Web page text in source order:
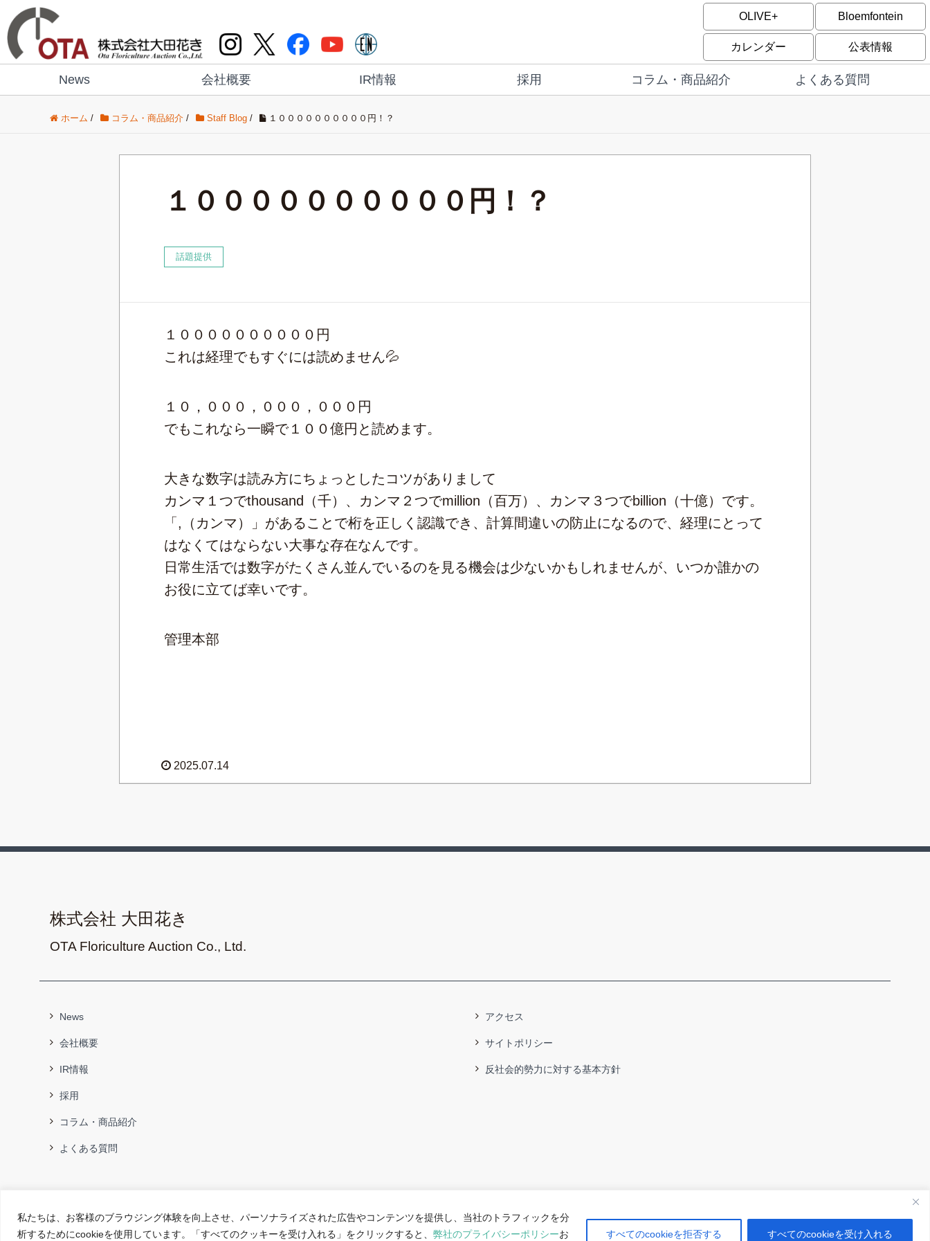
私たちは、お客様のブラウジング体験を向上させ、パーソナライズされた広告やコンテンツを提供し、当社のトラフィックを分
析するためにcookieを使用しています。「すべてのクッキーを受け入れる」をクリックすると、 弊社のプライバシーポリシーお すべてのcookieを拒否する すべてのcookieを受け入れる
OLIVE+ Bloemfontein
カレンダー 公表情報
News 会社概要 IR情報 採用 コラム・商品紹介 よくある質問
ホーム / コラム・商品紹介 / Staff Blog / １００００００００００円！？
１００００００００００円！？
話題提供
１００００００００００円
これは経理でもすぐには読めません💦
１０，０００，０００，０００円
でもこれなら一瞬で１００億円と読めます。
大きな数字は読み方にちょっとしたコツがありまして
カンマ１つでthousand（千）、カンマ２つでmillion（百万）、カンマ３つでbillion（十億）です。
「,（カンマ）」があることで桁を正しく認識でき、計算間違いの防止になるので、経理にとって
はなくてはならない大事な存在なんです。
日常生活では数字がたくさん並んでいるのを見る機会は少ないかもしれませんが、いつか誰かの
お役に立てば幸いです。
管理本部
2025.07.14
株式会社 大田花き
OTA Floriculture Auction Co., Ltd.
News
会社概要
IR情報
採用
コラム・商品紹介
よくある質問
アクセス
サイトポリシー
反社会的勢力に対する基本方針